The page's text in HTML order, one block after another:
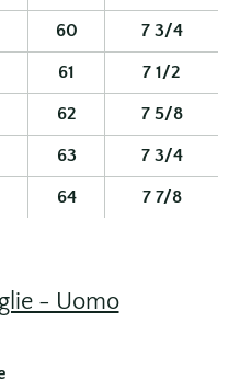
60 7 3/4
61 7 1/2
62 7 5/8
63 7 3/4
64 7 7/8
- Uomo